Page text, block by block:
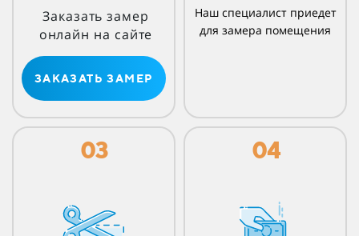
Заказать замер
онлайн на сайте
ЗАКАЗАТЬ ЗАМЕР
Наш специалист приедет
для замера помещения
03 04